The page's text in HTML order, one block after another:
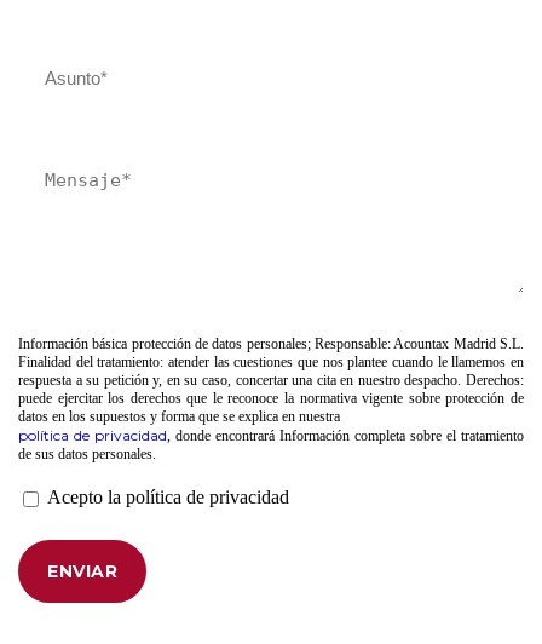
Información básica protección de datos personales; Responsable: Acountax Madrid S.L.
Finalidad del tratamiento: atender las cuestiones que nos plantee cuando le llamemos en
respuesta a su petición y, en su caso, concertar una cita en nuestro despacho. Derechos:
puede ejercitar los derechos que le reconoce la normativa vigente sobre protección de
datos en los supuestos y forma que se explica en nuestra
política de privacidad, donde encontrará Información completa sobre el tratamiento
de sus datos personales.
Acepto la política de privacidad